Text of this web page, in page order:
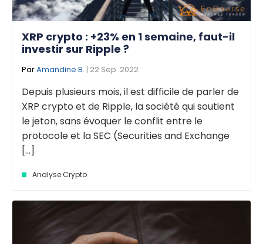
XRP crypto : +23% en 1 semaine, faut-il
investir sur Ripple ?
ParAmandine B. | 22 Sep. 2022
Depuis plusieurs mois, il est difficile de parler de
XRP crypto et de Ripple, la société qui soutient
le jeton, sans évoquer le conflit entre le
protocole et la SEC (Securities and Exchange
[...]
Analyse Crypto